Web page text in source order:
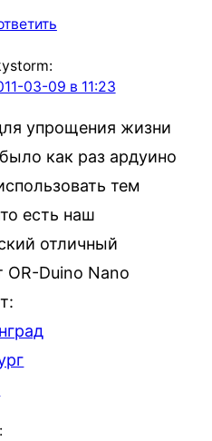
:
03-09 в 11:23
упрощения жизни
как раз ардуино
тем
есть наш
отличный
OR-Duino Nano
: